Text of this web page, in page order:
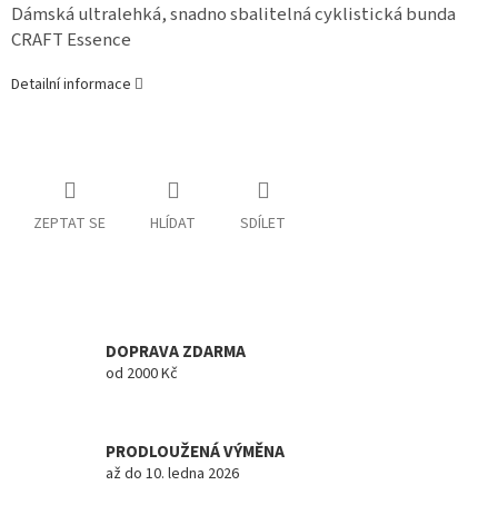
Dámská ultralehká, snadno sbalitelná cyklistická bunda
CRAFT Essence
Detailní informace
ZEPTAT SE HLÍDAT SDÍLET
DOPRAVA ZDARMA
od 2000 Kč
PRODLOUŽENÁ VÝMĚNA
až do 10. ledna 2026